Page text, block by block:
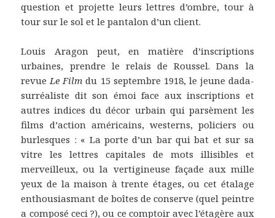
question et projette leurs lettres d’ombre, tour à
tour sur le sol et le pantalon d’un client.
Louis Aragon peut, en matière d’inscriptions
urbaines, prendre le relais de Roussel. Dans la
revueLe Film du 15 septembre 1918, le jeune dada-
surréaliste dit son émoi face aux inscriptions et
autres indices du décor urbain qui parsèment les
films d’action américains, westerns, policiers ou
burlesques : « La porte d’un bar qui bat et sur sa
vitre les lettres capitales de mots illisibles et
merveilleux, ou la vertigineuse façade aux mille
yeux de la maison à trente étages, ou cet étalage
enthousiasmant de boîtes de conserve (quel peintre
a composé ceci ?), ou ce comptoir avec l’étagère aux